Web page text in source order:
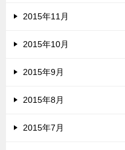
2015年11月
2015年10月
2015年9月
2015年8月
2015年7月